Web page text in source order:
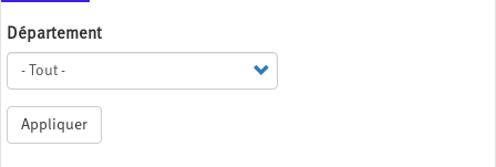
Département
Appliquer